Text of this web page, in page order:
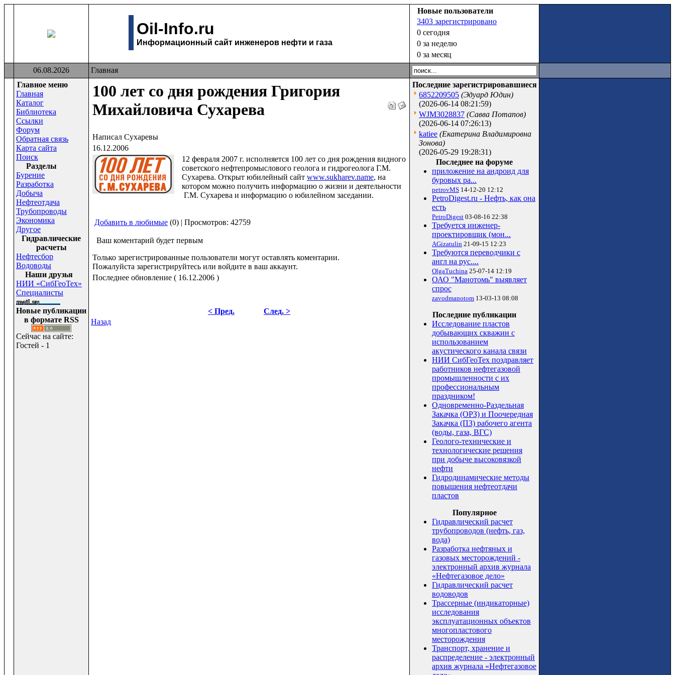
Oil-Info.ru
Информационный сайт инженеров нефти и газа
Новые пользователи
3403 зарегистрировано
0 сегодня
0 за неделю
0 за месяц
06.08.2026
Главная
Главное меню
Главная
Каталог
Библиотека
Ссылки
Форум
Обратная связь
Карта сайта
Поиск
Раздeлы
Бурение
Разработка
Добыча
Нефтеотдача
Трубопроводы
Экономика
Другое
Гидравлические
расчеты
Нефтесбор
Водоводы
Наши друзья
НИИ «СибГеоТех»
Специалисты
Новые публикации
в формате RSS
Сейчас на сайте:
Гостей - 1
100 лет со дня рождения Григория
Михайловича Сухарева
Написал Сухаревы
16.12.2006
12 февраля 2007 г. исполняется 100 лет со дня рождения видного
советского нефтепромыслового геолога и гидрогеолога Г.М.
Сухарева. Открыт юбилейный сайт www.sukharev.name, на
котором можно получить информацию о жизни и деятельности
Г.М. Сухарева и информацию о юбилейном заседании.
Добавить в любимые (0) | Просмотров: 42759
Ваш коментарий будет первым
Только зарегистрированные пользователи могут оставлять коментарии.
Пожалуйста зарегистрируйтесь или войдите в ваш аккаунт.
Последнее обновление ( 16.12.2006 )
< Пред.
След. >
Назад
Последние зарегистрировавшиеся
6852209505 (Эдуард Юдин)
(2026-06-14 08:21:59)
WJM3028837 (Савва Потапов)
(2026-06-14 07:26:13)
katiee (Екатерина Владимировна
Зонова)
(2026-05-29 19:28:31)
Последнее на форуме
приложение на андроид для
буровых ра...
petrovMS 14-12-20 12:12
PetroDigest.ru - Нефть, как она
есть
PetroDigest 03-08-16 22:38
Требуется инженер-
проектировщик (мон...
AGizatulin 21-09-15 12:23
Требуются переводчики с
англ на рус....
OlgaTuchina 25-07-14 12:19
ОАО "Манотомь" выявляет
спрос
zavodmanotom 13-03-13 08:08
Последние публикации
Исследование пластов
добывающих скважин с
использованием
акустического канала связи
НИИ СибГеоТех поздравляет
работников нефтегазовой
промышленности с их
профессиональным
праздником!
Одновременно-Раздельная
Закачка (ОРЗ) и Поочередная
Закачка (ПЗ) рабочего агента
(воды, газа, ВГС)
Геолого-технические и
технологические решения
при добыче высоковязкой
нефти
Гидродинамические методы
повышения нефтеотдачи
пластов
Популярное
Гидравлический расчет
трубопроводов (нефть, газ,
вода)
Разработка нефтяных и
газовых месторождений -
электронный архив журнала
«Нефтегазовое дело»
Гидравлический расчет
водоводов
Трассерные (индикаторные)
исследования
эксплуатационных объектов
многопластового
месторождения
Транспорт, хранение и
распределение - электронный
архив журнала «Нефтегазовое